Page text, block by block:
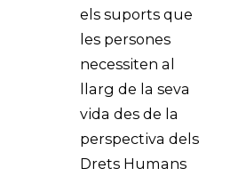
els suports que
les persones
necessiten al
llarg de la seva
vida des de la
perspectiva dels
Drets Humans